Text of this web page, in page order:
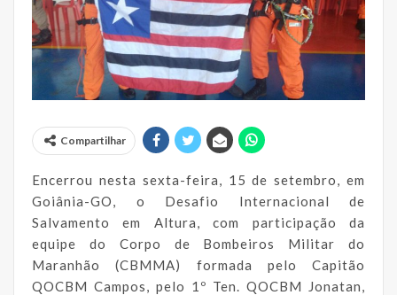
Compartilhar
Encerrou nesta sexta-feira, 15 de setembro, em
Goiânia-GO, o Desafio Internacional de
Salvamento em Altura, com participação da
equipe do Corpo de Bombeiros Militar do
Maranhão (CBMMA) formada pelo Capitão
QOCBM Campos, pelo 1º Ten. QOCBM Jonatan,